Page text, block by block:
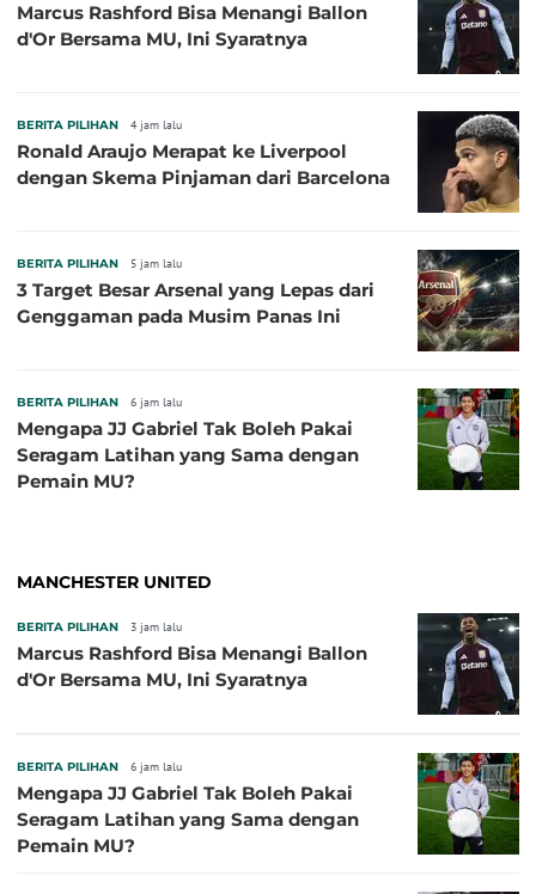
Marcus Rashford Bisa Menangi Ballon
d'Or Bersama MU, Ini Syaratnya
BERITA PILIHAN 4 jam lalu
Ronald Araujo Merapat ke Liverpool
dengan Skema Pinjaman dari Barcelona
BERITA PILIHAN 5 jam lalu
3 Target Besar Arsenal yang Lepas dari
Genggaman pada Musim Panas Ini
BERITA PILIHAN 6 jam lalu
Mengapa JJ Gabriel Tak Boleh Pakai
Seragam Latihan yang Sama dengan
Pemain MU?
MANCHESTER UNITED
BERITA PILIHAN 3 jam lalu
Marcus Rashford Bisa Menangi Ballon
d'Or Bersama MU, Ini Syaratnya
BERITA PILIHAN 6 jam lalu
Mengapa JJ Gabriel Tak Boleh Pakai
Seragam Latihan yang Sama dengan
Pemain MU?